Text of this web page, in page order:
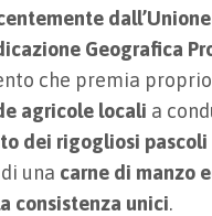
Geografica
che premia proprio
agricole locali a
dei rigogliosi pascoli
una carne di manzo
consistenza unici.